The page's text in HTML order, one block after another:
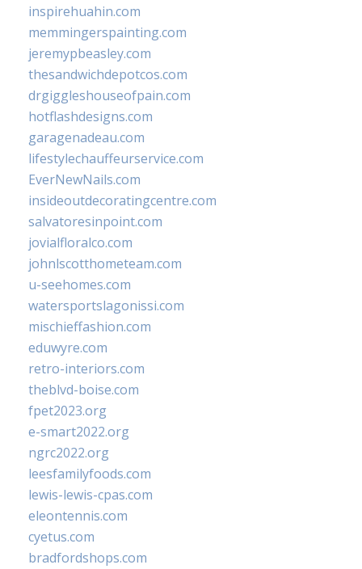
inspirehuahin.com
memmingerspainting.com
jeremypbeasley.com
thesandwichdepotcos.com
drgiggleshouseofpain.com
hotflashdesigns.com
garagenadeau.com
lifestylechauffeurservice.com
EverNewNails.com
insideoutdecoratingcentre.com
salvatoresinpoint.com
jovialfloralco.com
johnlscotthometeam.com
u-seehomes.com
watersportslagonissi.com
mischieffashion.com
eduwyre.com
retro-interiors.com
theblvd-boise.com
fpet2023.org
e-smart2022.org
ngrc2022.org
leesfamilyfoods.com
lewis-lewis-cpas.com
eleontennis.com
cyetus.com
bradfordshops.com